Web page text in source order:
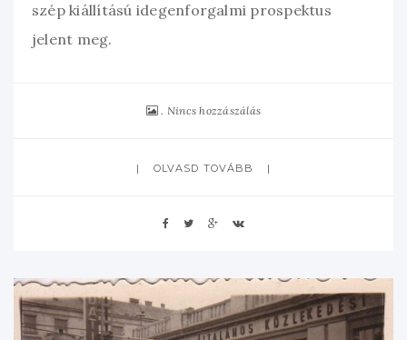
szép kiállítású idegenforgalmi prospektus
jelent meg.
Nincs hozzászálás
OLVASD TOVÁBB